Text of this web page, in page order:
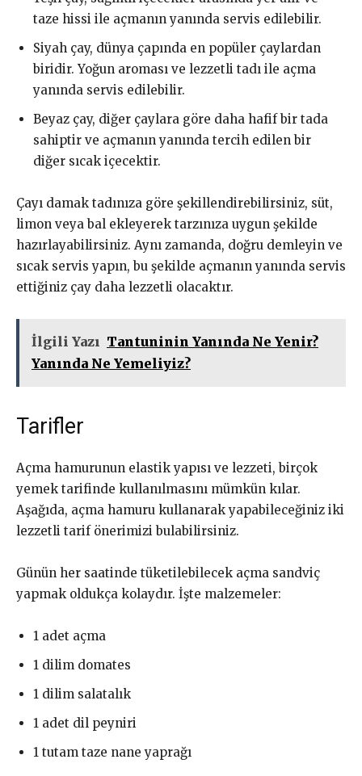
taze hissi ile açmanın yanında servis edilebilir.
Siyah çay, dünya çapında en popüler çaylardan
biridir. Yoğun aroması ve lezzetli tadı ile açma
yanında servis edilebilir.
Beyaz çay, diğer çaylara göre daha hafif bir tada
sahiptir ve açmanın yanında tercih edilen bir
diğer sıcak içecektir.
Çayı damak tadınıza göre şekillendirebilirsiniz, süt,
limon veya bal ekleyerek tarzınıza uygun şekilde
hazırlayabilirsiniz. Aynı zamanda, doğru demleyin ve
sıcak servis yapın, bu şekilde açmanın yanında servis
ettiğiniz çay daha lezzetli olacaktır.
İlgili Yazı Tantuninin Yanında Ne Yenir?
Yanında Ne Yemeliyiz?
Tarifler
Açma hamurunun elastik yapısı ve lezzeti, birçok
yemek tarifinde kullanılmasını mümkün kılar.
Aşağıda, açma hamuru kullanarak yapabileceğiniz iki
lezzetli tarif önerimizi bulabilirsiniz.
Günün her saatinde tüketilebilecek açma sandviç
yapmak oldukça kolaydır. İşte malzemeler:
1 adet açma
1 dilim domates
1 dilim salatalık
1 adet dil peyniri
1 tutam taze nane yaprağı